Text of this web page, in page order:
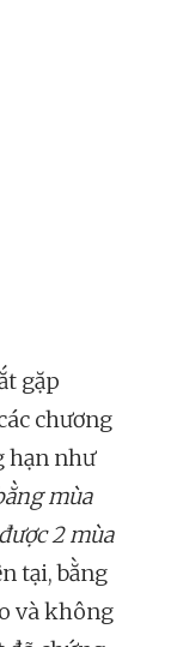
gặp
chương
hạn như
mùa
2 mùa
tại, bằng
và không